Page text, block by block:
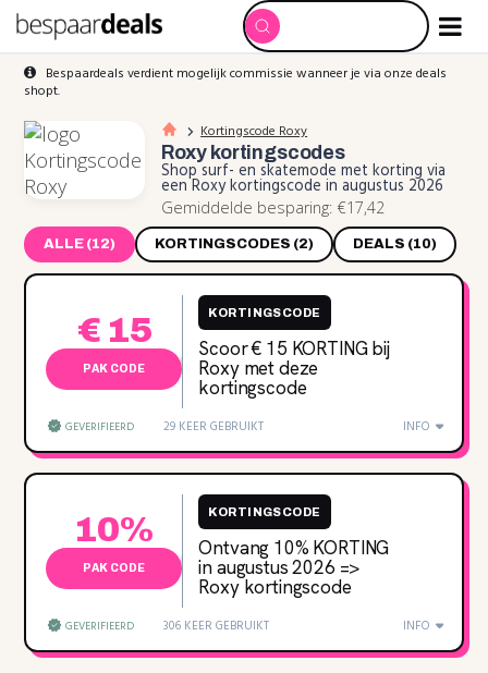
Bespaardeals verdient mogelijk commissie wanneer je via onze deals
shopt.
Kortingscode Roxy
Roxy kortingscodes
Shop surf- en skatemode met korting via
een Roxy kortingscode in augustus 2026
Gemiddelde besparing: €17,42
ALLE (12) KORTINGSCODES (2) DEALS (10)
€ 15
PAK CODE
KORTINGSCODE
Scoor € 15 KORTING bij
Roxy met deze
kortingscode
GEVERIFIEERD 29 KEER GEBRUIKT INFO
10%
PAK CODE
KORTINGSCODE
Ontvang 10% KORTING
in augustus 2026 =>
Roxy kortingscode
GEVERIFIEERD 306 KEER GEBRUIKT INFO